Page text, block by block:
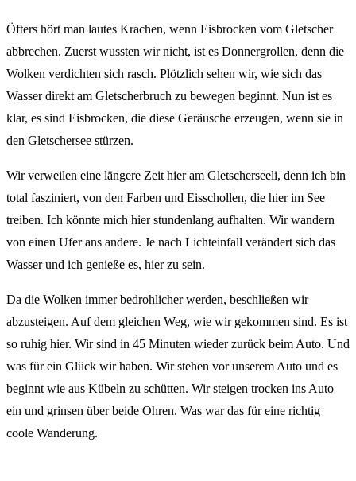
Öfters hört man lautes Krachen, wenn Eisbrocken vom Gletscher
abbrechen. Zuerst wussten wir nicht, ist es Donnergrollen, denn die
Wolken verdichten sich rasch. Plötzlich sehen wir, wie sich das
Wasser direkt am Gletscherbruch zu bewegen beginnt. Nun ist es
klar, es sind Eisbrocken, die diese Geräusche erzeugen, wenn sie in
den Gletschersee stürzen.
Wir verweilen eine längere Zeit hier am Gletscherseeli, denn ich bin
total fasziniert, von den Farben und Eisschollen, die hier im See
treiben. Ich könnte mich hier stundenlang aufhalten. Wir wandern
von einen Ufer ans andere. Je nach Lichteinfall verändert sich das
Wasser und ich genieße es, hier zu sein.
Da die Wolken immer bedrohlicher werden, beschließen wir
abzusteigen. Auf dem gleichen Weg, wie wir gekommen sind. Es ist
so ruhig hier. Wir sind in 45 Minuten wieder zurück beim Auto. Und
was für ein Glück wir haben. Wir stehen vor unserem Auto und es
beginnt wie aus Kübeln zu schütten. Wir steigen trocken ins Auto
ein und grinsen über beide Ohren. Was war das für eine richtig
coole Wanderung.